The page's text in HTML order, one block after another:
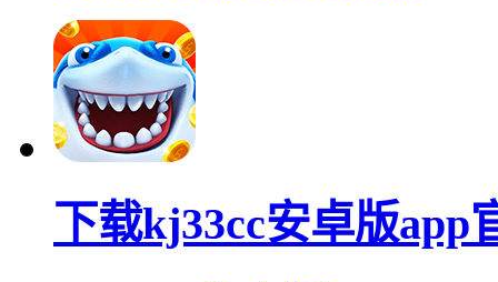
下载kj33cc安卓版app